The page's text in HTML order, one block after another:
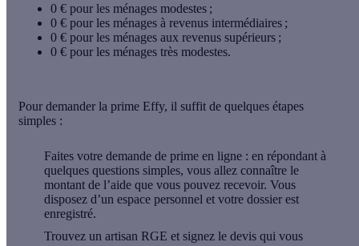
0 € pour les ménages modestes ;
0 € pour les ménages à revenus intermédiaires ;
0 € pour les ménages aux revenus supérieurs ;
0 € pour les ménages très modestes.
Pour demander la prime Effy, il suffit de quelques étapes
simples :
Faites votre demande de prime en ligne : en répondant à
quelques questions simples, vous allez connaître le
montant de l’aide que vous pouvez recevoir. Vous
disposez d’un espace personnel et votre dossier est
enregistré.
Trouvez un artisan RGE et signez le devis qui vous